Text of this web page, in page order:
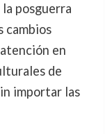
posguerra
cambios
en
de
importar las